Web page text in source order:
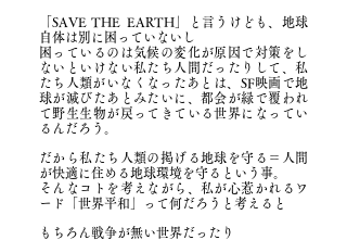
「SAVE THE EARTH」と言うけども、地球
自体は別に困っていないし
困っているのは気候の変化が原因で対策をし
ないといけない私たち人間だったりして、私
たち人類がいなくなったあとは、SF映画で地
球が滅びたあとみたいに、都会が緑で覆われ
て野生生物が戻ってきている世界になってい
るんだろう。
だから私たち人類の掲げる地球を守る＝人間
が快適に住める地球環境を守るという事。
そんなコトを考えながら、私が心惹かれるワ
ード「世界平和」って何だろうと考えると
もちろん戦争が無い世界だったり